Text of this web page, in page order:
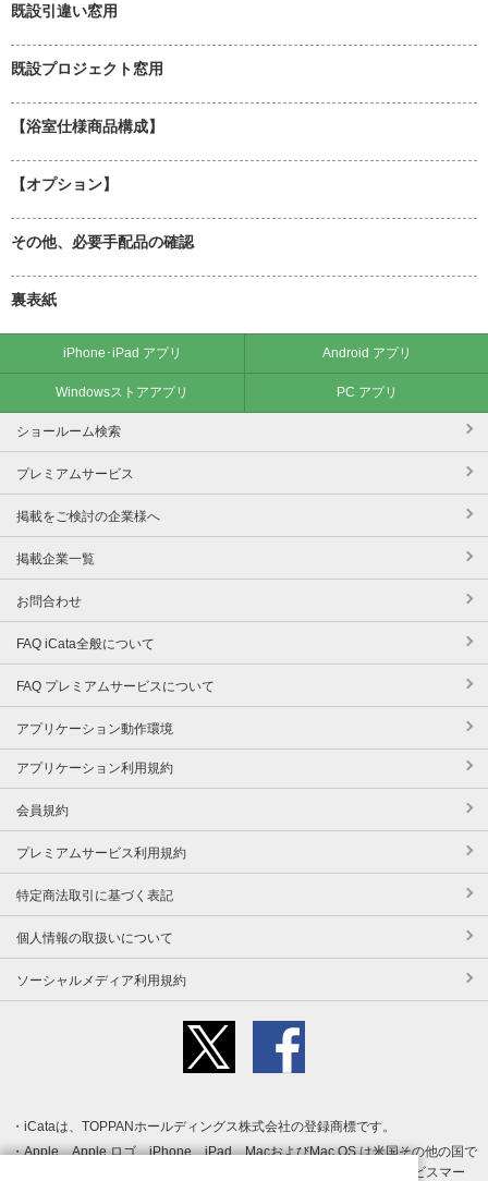
既設引違い窓用
既設プロジェクト窓用
【浴室仕様商品構成】
【オプション】
その他、必要手配品の確認
裏表紙
iPhone･iPad アプリ Android アプリ
Windowsストアアプリ PC アプリ
ショールーム検索
プレミアムサービス
掲載をご検討の企業様へ
掲載企業一覧
お問合わせ
FAQ iCata全般について
FAQ プレミアムサービスについて
アプリケーション動作環境
アプリケーション利用規約
会員規約
プレミアムサービス利用規約
特定商法取引に基づく表記
個人情報の取扱いについて
ソーシャルメディア利用規約
iCataは、TOPPANホールディングス株式会社の登録商標です。
Apple、Apple ロゴ、iPhone、iPad、MacおよびMac OS は米国その他の国で
登録された Apple Inc. の商標です。App Store は Apple Inc. のサービスマー